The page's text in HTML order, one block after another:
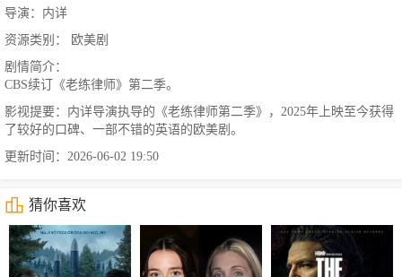
导演：内详
资源类别： 欧美剧
剧情简介：
CBS续订《老练律师》第二季。
影视提要：内详导演执导的《老练律师第二季》，2025年上映至今获得
了较好的口碑、一部不错的英语的欧美剧。
更新时间：2026-06-02 19:50
猜你喜欢